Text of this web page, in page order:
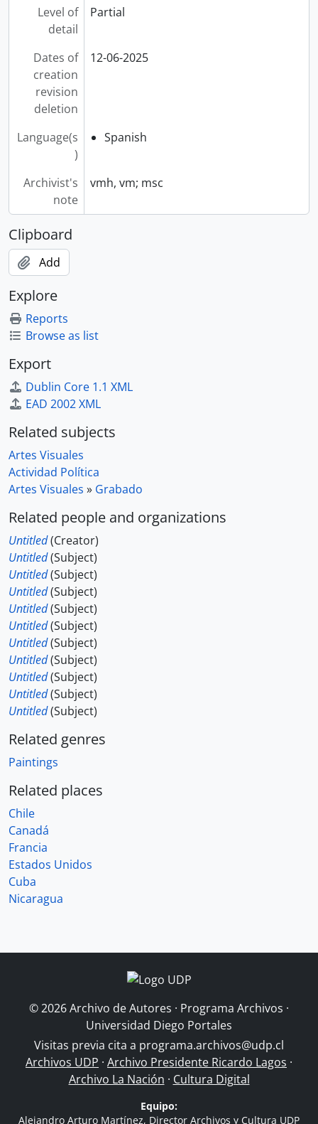
Level of
detail
Partial
Dates of
creation
revision
deletion
12-06-2025
Language(s
)
Spanish
Archivist's
note
vmh, vm; msc
Clipboard
Add
Explore
Reports
Browse as list
Export
Dublin Core 1.1 XML
EAD 2002 XML
Related subjects
Artes Visuales
Actividad Política
Artes Visuales » Grabado
Related people and organizations
Untitled(Creator)
Untitled(Subject)
Untitled(Subject)
Untitled(Subject)
Untitled(Subject)
Untitled(Subject)
Untitled(Subject)
Untitled(Subject)
Untitled(Subject)
Untitled(Subject)
Untitled(Subject)
Related genres
Paintings
Related places
Chile
Canadá
Francia
Estados Unidos
Cuba
Nicaragua
© 2026 Archivo de Autores · Programa Archivos ·
Universidad Diego Portales
Visitas previa cita a programa.archivos@udp.cl
Archivos UDP · Archivo Presidente Ricardo Lagos ·
Archivo La Nación · Cultura Digital
Equipo:
Alejandro Arturo Martínez, Director Archivos y Cultura UDP